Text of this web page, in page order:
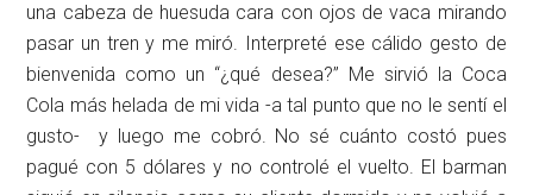
una cabeza de huesuda cara con ojos de vaca mirando
pasar un tren y me miró. Interpreté ese cálido gesto de
bienvenida como un “¿qué desea?” Me sirvió la Coca
Cola más helada de mi vida -a tal punto que no le sentí el
gusto- y luego me cobró. No sé cuánto costó pues
pagué con 5 dólares y no controlé el vuelto. El barman